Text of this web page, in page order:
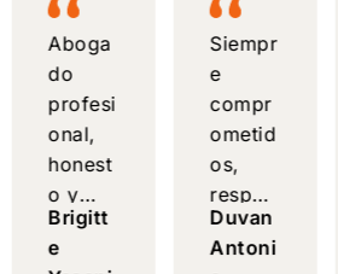
Aboga
do
profesi
onal,
honest
o y
compe
tente,
Brigitt
e
Siempr
e
compr
ometid
os,
respon
sables
y con
Duvan
Antoni